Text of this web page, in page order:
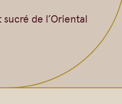
de l’Oriental